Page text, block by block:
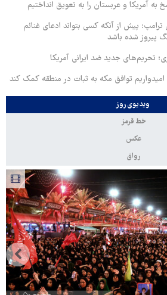
آمریکا و عربستان را به تعویق انداختیم
پیش از آنکه کسی بتواند ادعای غنائم
پیروز شده باشد
تحریم‌های جدید ضد ایرانی آمریکا
امیدواریم توافق مکه به ثبات در منطقه کمک کند
ویدیوی روز
خط قرمز
عکس
رواق